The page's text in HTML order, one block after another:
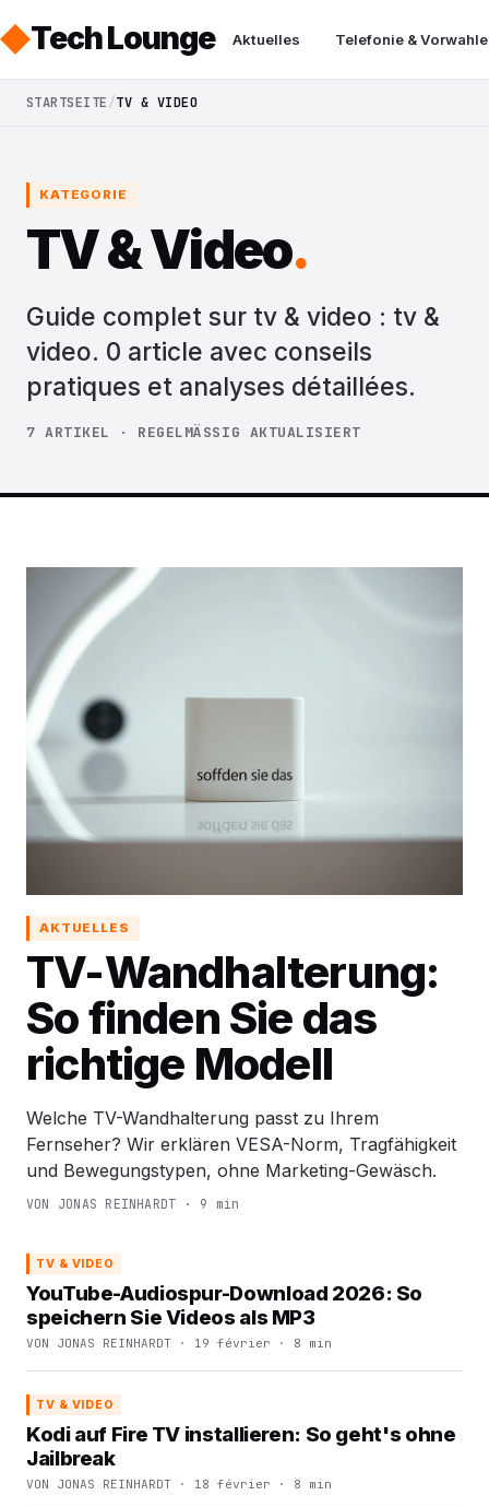
Tech Lounge Aktuelles Telefonie &
STARTSEITE TV & VIDEO
KATEGORIE
TV & Video.
Guide complet sur tv & video : tv &
video. 0 article avec conseils
pratiques et analyses détaillées.
7 ARTIKEL · REGELMÄSSIG AKTUALISIERT
AKTUELLES
TV-Wandhalterung:
So finden Sie das
richtige Modell
Welche TV-Wandhalterung passt zu Ihrem
Fernseher? Wir erklären VESA-Norm, Tragfähigkeit
und Bewegungstypen, ohne Marketing-Gewäsch.
VON JONAS REINHARDT · 9 min
TV & VIDEO
YouTube-Audiospur-Download 2026: So
speichern Sie Videos als MP3
VON JONAS REINHARDT · 19 février · 8 min
TV & VIDEO
Kodi auf Fire TV installieren: So geht's ohne
Jailbreak
VON JONAS REINHARDT · 18 février · 8 min